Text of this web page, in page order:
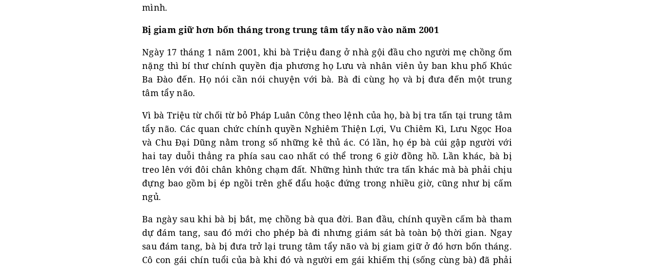
mình.
Bị giam giữ hơn bốn tháng trong trung tâm tẩy não vào năm 2001
Ngày 17 tháng 1 năm 2001, khi bà Triệu đang ở nhà gội đầu cho người mẹ chồng ốm
nặng thì bí thư chính quyền địa phương họ Lưu và nhân viên ủy ban khu phố Khúc
Ba Đào đến. Họ nói cần nói chuyện với bà. Bà đi cùng họ và bị đưa đến một trung
tâm tẩy não.
Vì bà Triệu từ chối từ bỏ Pháp Luân Công theo lệnh của họ, bà bị tra tấn tại trung tâm
tẩy não. Các quan chức chính quyền Nghiêm Thiện Lợi, Vu Chiêm Kì, Lưu Ngọc Hoa
và Chu Đại Dũng nằm trong số những kẻ thủ ác. Có lần, họ ép bà cúi gập người với
hai tay duỗi thẳng ra phía sau cao nhất có thể trong 6 giờ đồng hồ. Lần khác, bà bị
treo lên với đôi chân không chạm đất. Những hình thức tra tấn khác mà bà phải chịu
đựng bao gồm bị ép ngồi trên ghế đẩu hoặc đứng trong nhiều giờ, cũng như bị cấm
ngủ.
Ba ngày sau khi bà bị bắt, mẹ chồng bà qua đời. Ban đầu, chính quyền cấm bà tham
dự đám tang, sau đó mới cho phép bà đi nhưng giám sát bà toàn bộ thời gian. Ngay
sau đám tang, bà bị đưa trở lại trung tâm tẩy não và bị giam giữ ở đó hơn bốn tháng.
Cô con gái chín tuổi của bà khi đó và người em gái khiếm thị (sống cùng bà) đã phải